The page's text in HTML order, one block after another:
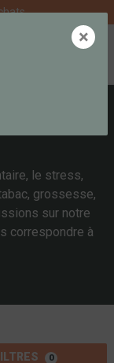
le stress,
grossesse,
sur notre
correspondre à
0
×